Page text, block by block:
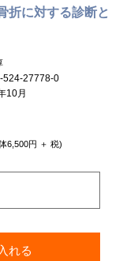
折に対する診断と
524-27778-0
10月
6,500円 ＋ 税)
れる